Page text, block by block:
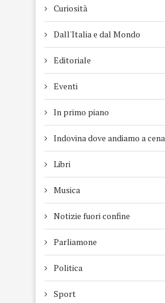
Curiosità
Dall'Italia e dal Mondo
Editoriale
Eventi
In primo piano
Indovina dove andiamo a cena
Libri
Musica
Notizie fuori confine
Parliamone
Politica
Sport